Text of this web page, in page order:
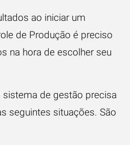
ao iniciar um
de Produção é preciso
na hora de escolher seu
de gestão precisa
seguintes situações. São